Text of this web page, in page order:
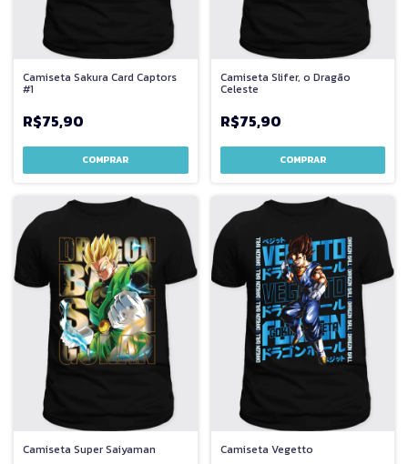
Camiseta Sakura Card Captors
#1
R$75,90
COMPRAR
Camiseta Slifer, o Dragão
Celeste
R$75,90
COMPRAR
Camiseta Super Saiyaman Camiseta Vegetto